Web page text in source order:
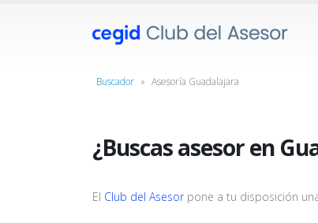
Buscador » Asesoría Guadalajara
¿Buscas asesor en
El Club del Asesor pone a tu disposición